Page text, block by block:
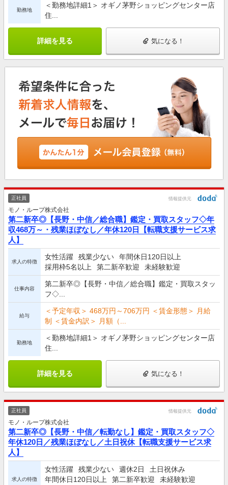
勤務地
＜勤務地詳細1＞ オギノ茅野ショッピングセンター店
住...
詳細を見る 気になる！
正社員 情報提供元
モノ・ループ株式会社
第二新卒◎【長野・中信／総合職】鑑定・買取スタッフ◇年
収468万～・残業ほぼなし／年休120日【転職支援サービス求
人】
求人の特徴
女性活躍 残業少ない
年間休日120日以上
採用枠5名以上
第二新卒歓迎 未経験歓迎
仕事内容
第二新卒◎【長野・中信／総合職】鑑定・買取スタッ
フ◇...
給与
＜予定年収＞ 468万円～706万円 ＜賃金形態＞ 月給
制 ＜賃金内訳＞ 月額（...
勤務地
＜勤務地詳細1＞ オギノ茅野ショッピングセンター店
住...
詳細を見る 気になる！
正社員 情報提供元
モノ・ループ株式会社
第二新卒◎【長野・中信／転勤なし】鑑定・買取スタッフ◇
年休120日／残業ほぼなし／土日祝休【転職支援サービス求
人】
求人の特徴
女性活躍 残業少ない 週休2日
土日祝休み
年間休日120日以上
第二新卒歓迎
未経験歓迎